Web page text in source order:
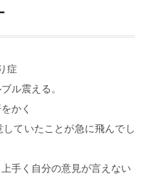
ル震える。
かく
ていたことが急に飛んでし
手く自分の意見が言えない